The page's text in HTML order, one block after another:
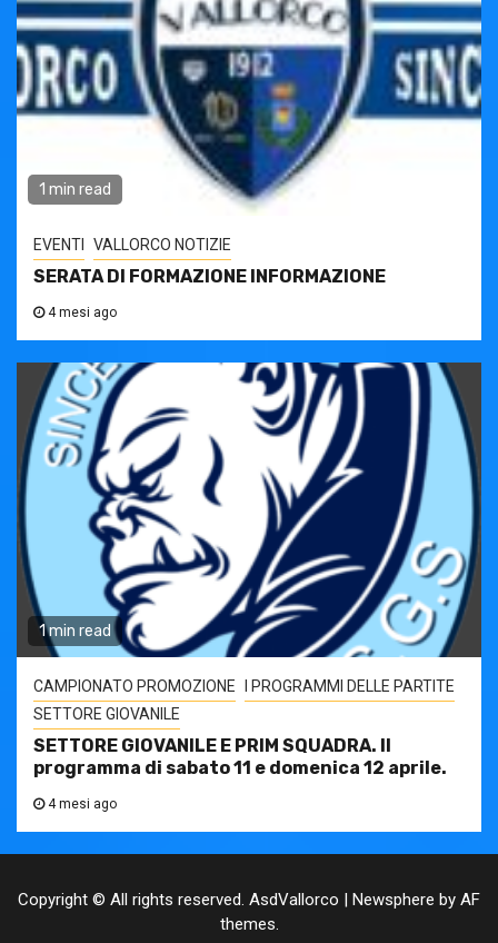
1 min read
EVENTI VALLORCO NOTIZIE
SERATA DI FORMAZIONE INFORMAZIONE
4 mesi ago
1 min read
CAMPIONATO PROMOZIONE
I PROGRAMMI DELLE PARTITE
SETTORE GIOVANILE
SETTORE GIOVANILE E PRIM SQUADRA. Il
programma di sabato 11 e domenica 12 aprile.
4 mesi ago
Copyright © All rights reserved. AsdVallorco Newsphere by AF
themes.